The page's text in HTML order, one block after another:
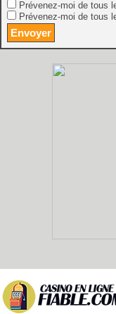
Prévenez-moi de tous
Prévenez-moi de tous